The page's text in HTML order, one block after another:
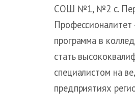
СОШ №1, №2 с.
Профессионалитет
программа в
стать
специалистом на
предприятиях